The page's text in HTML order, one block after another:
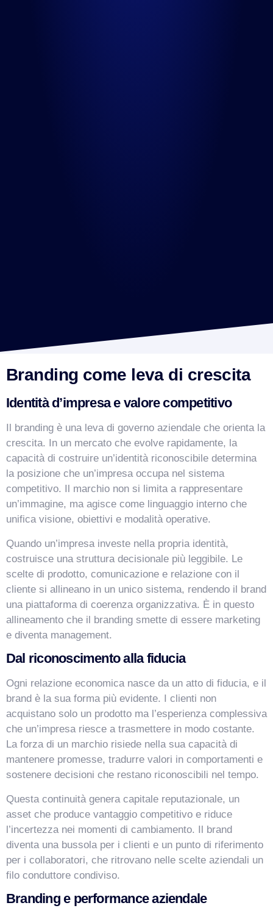
Branding come leva di crescita
Identità d’impresa e valore competitivo
Il branding è una leva di governo aziendale che orienta la
crescita. In un mercato che evolve rapidamente, la
capacità di costruire un’identità riconoscibile determina
la posizione che un’impresa occupa nel sistema
competitivo. Il marchio non si limita a rappresentare
un’immagine, ma agisce come linguaggio interno che
unifica visione, obiettivi e modalità operative.
Quando un’impresa investe nella propria identità,
costruisce una struttura decisionale più leggibile. Le
scelte di prodotto, comunicazione e relazione con il
cliente si allineano in un unico sistema, rendendo il brand
una piattaforma di coerenza organizzativa. È in questo
allineamento che il branding smette di essere marketing
e diventa management.
Dal riconoscimento alla fiducia
Ogni relazione economica nasce da un atto di fiducia, e il
brand è la sua forma più evidente. I clienti non
acquistano solo un prodotto ma l’esperienza complessiva
che un’impresa riesce a trasmettere in modo costante.
La forza di un marchio risiede nella sua capacità di
mantenere promesse, tradurre valori in comportamenti e
sostenere decisioni che restano riconoscibili nel tempo.
Questa continuità genera capitale reputazionale, un
asset che produce vantaggio competitivo e riduce
l’incertezza nei momenti di cambiamento. Il brand
diventa una bussola per i clienti e un punto di riferimento
per i collaboratori, che ritrovano nelle scelte aziendali un
filo conduttore condiviso.
Branding e performance aziendale
VismarChat
Salve! Sono VismarChat, l'agente AI di Vismarcorp. In
cosa possiamo esserti utile?